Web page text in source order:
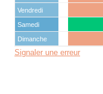
Vendredi
Samedi
Dimanche
Signaler une erreur